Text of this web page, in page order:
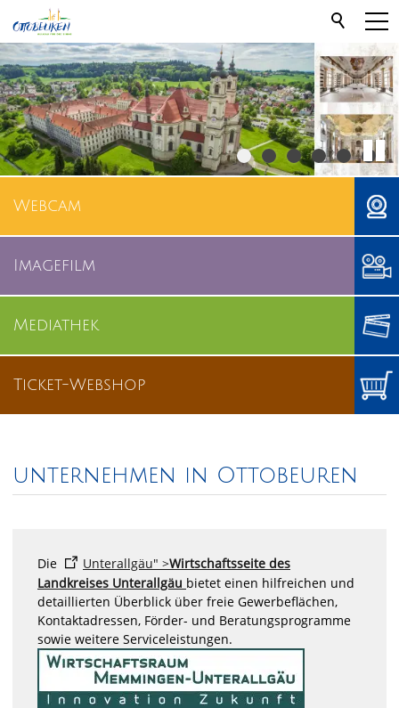
Webcam
Imagefilm
Mediathek
Ticket-Webshop
unternehmen in Ottobeuren
Die Unterallgäu" >Wirtschaftsseite des
Landkreises Unterallgäu bietet einen hilfreichen und
detaillierten Überblick über freie Gewerbeflächen,
Kontaktadressen, Förder- und Beratungsprogramme
sowie weitere Serviceleistungen.